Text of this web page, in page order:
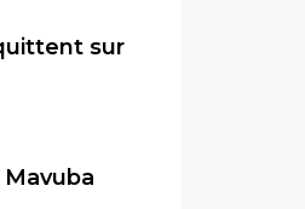
sur